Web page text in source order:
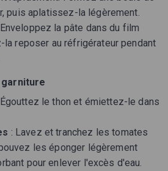
puis aplatissez-la légèrement.
la pâte dans du film
reposer au réfrigérateur pendant
garniture
le thon et émiettez-le dans
: Lavez et tranchez les tomates
les éponger légèrement
pour enlever l'excès d'eau.